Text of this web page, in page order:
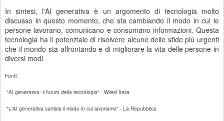
In sintesi, l'AI generativa è un argomento di tecnologia molto
discusso in questo momento, che sta cambiando il modo in cui le
persone lavorano, comunicano e consumano informazioni. Questa
tecnologia ha il potenziale di risolvere alcune delle sfide più urgenti
che il mondo sta affrontando e di migliorare la vita delle persone in
diversi modi.
Fonti:
"AI generativa: il futuro della tecnologia" - Wired Italia
"L'AI generativa cambia il modo in cui lavoriamo" - La Repubblica